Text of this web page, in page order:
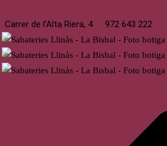
Carrer de l’Alta Riera, 4 972 643 222